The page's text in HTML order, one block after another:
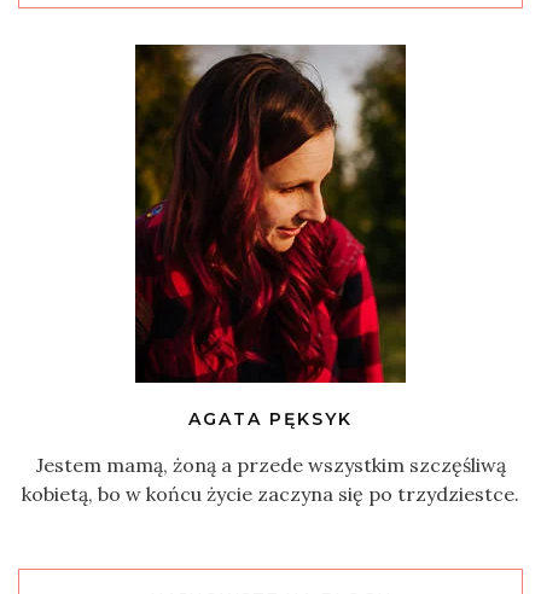
AGATA PĘKSYK
Jestem mamą, żoną a przede wszystkim szczęśliwą
kobietą, bo w końcu życie zaczyna się po trzydziestce.